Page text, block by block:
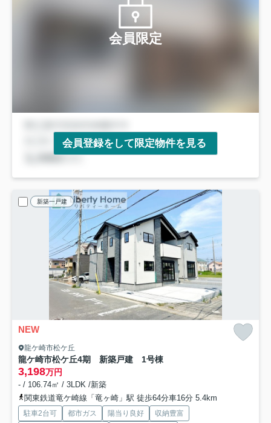
会員限定
会員登録をして限定物件を見る
新築一戸建
NEW
龍ケ崎市松ケ丘
龍ケ崎市松ケ丘4期 新築戸建 1号棟
3,198万円
- / 106.74㎡ / 3LDK /新築
関東鉄道竜ケ崎線「竜ヶ崎」駅 徒歩64分車16分 5.4km
駐車2台可 都市ガス 陽当り良好 収納豊富